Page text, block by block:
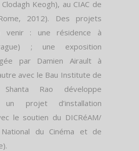
Keogh), au CIAC de
2012). Des projets
venir : une résidence à
; une exposition
par Damien Airault à
avec le Bau Institute de
Rao développe
un projet d’installation
le soutien du DICRéAM/
National du Cinéma et de